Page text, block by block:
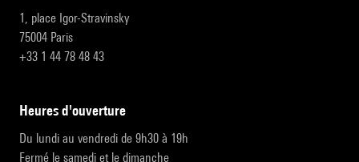
1, place Igor-Stravinsky
75004 Paris
+33 1 44 78 48 43
heures d'ouverture
Du lundi au vendredi de 9h30 à 19h
Fermé le samedi et le dimanche